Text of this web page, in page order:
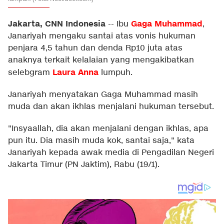
Jakarta, CNN Indonesia -- Ibu Gaga Muhammad,
Janariyah mengaku santai atas vonis hukuman
penjara 4,5 tahun dan denda Rp10 juta atas
anaknya terkait kelalaian yang mengakibatkan
selebgram Laura Anna lumpuh.
Janariyah menyatakan Gaga Muhammad masih
muda dan akan ikhlas menjalani hukuman tersebut.
"Insyaallah, dia akan menjalani dengan ikhlas, apa
pun itu. Dia masih muda kok, santai saja," kata
Janariyah kepada awak media di Pengadilan Negeri
Jakarta Timur (PN Jaktim), Rabu (19/1).